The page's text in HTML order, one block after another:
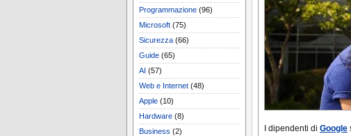
Programmazione (96)
Microsoft (75)
Sicurezza (66)
Guide (65)
AI (57)
Web e Internet (48)
Apple (10)
Hardware (8)
Business (2) I dipendenti di Google